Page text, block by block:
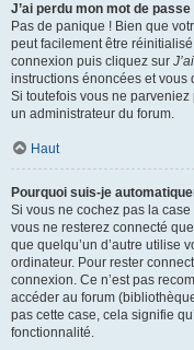
J’ai perdu mon mot de passe
Pas de panique ! Bien que
peut facilement être
connexion puis cliquez sur
instructions énoncées et vous
Si toutefois vous ne
un administrateur du forum.
Haut
Pourquoi suis-je
Si vous ne cochez pas la case
vous ne resterez connecté
que quelqu’un d’autre utilise
ordinateur. Pour rester
connexion. Ce n’est pas
accéder au forum
pas cette case, cela signifie
fonctionnalité.